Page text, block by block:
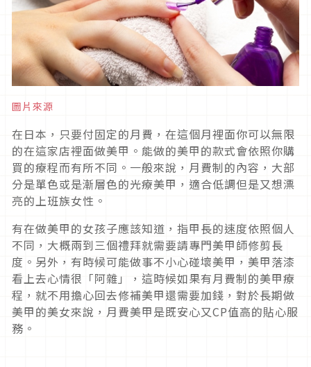
圖片來源
在日本，只要付固定的月費，在這個月裡面你可以無限
的在這家店裡面做美甲。能做的美甲的款式會依照你購
買的療程而有所不同。一般來說，月費制的內容，大部
分是單色或是漸層色的光療美甲，適合低調但是又想漂
亮的上班族女性。
有在做美甲的女孩子應該知道，指甲長的速度依照個人
不同，大概兩到三個禮拜就需要請專門美甲師修剪長
度。另外，有時候可能做事不小心碰壞美甲，美甲落漆
看上去心情很「阿雜」，這時候如果有月費制的美甲療
程，就不用擔心回去修補美甲還需要加錢，對於長期做
美甲的美女來說，月費美甲是既安心又CP值高的貼心服
務。